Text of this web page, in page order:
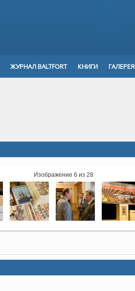
ЖУРНАЛ BALTFORT КНИГИ ГАЛЕРЕЯ
Изображение 6 из 28